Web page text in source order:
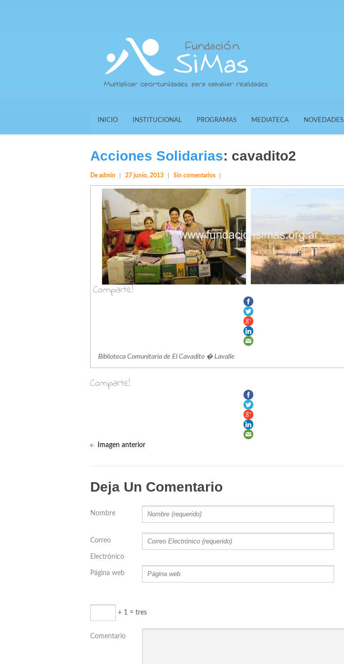
INICIO INSTITUCIONAL PROGRAMAS MEDIATECA NOVEDADES
Acciones Solidarias: cavadito2
De admin 27 junio, 2013 Sin comentarios
Comparte!
Biblioteca Comunitaria de El Cavadito � Lavalle
Comparte!
Imagen anterior
Deja Un Comentario
Nombre
Correo
Electrónico
Página web
+ 1 = tres
Comentario